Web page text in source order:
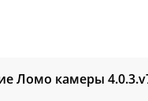
Ломо камеры